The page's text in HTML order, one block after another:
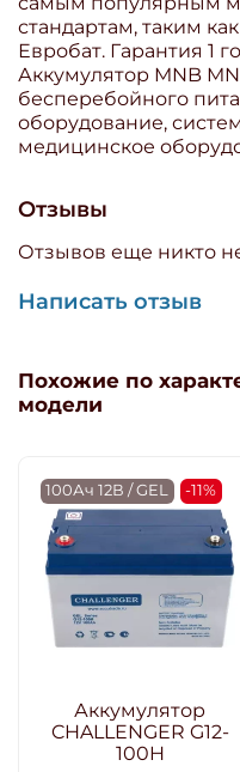
стандартам, таким
Евробат. Гарантия 1
Аккумулятор MNB
бесперебойного
оборудование,
медицинское
Отзывы
Отзывов еще никто
Написать отзыв
Похожие по
модели
100Ач 12В / GEL -11%
Аккумулятор
CHALLENGER G12-
100H